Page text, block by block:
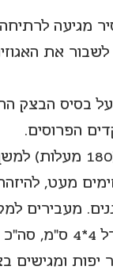
מגיעה
לשבור את
בסיס הבצק
הפרוסים.
מעט,
מעבירים
יפות ומגישים